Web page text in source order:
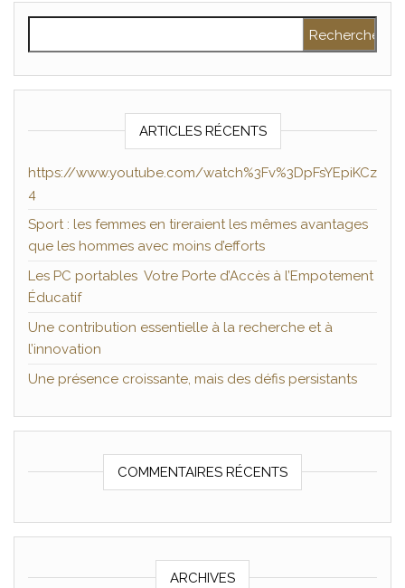
ARTICLES RÉCENTS
https://www.youtube.com/watch%3Fv%3DpFsYEpiKCz
4
Sport : les femmes en tireraient les mêmes avantages
que les hommes avec moins d’efforts
Les PC portables Votre Porte d’Accès à l’Empotement
Éducatif
Une contribution essentielle à la recherche et à
l’innovation
Une présence croissante, mais des défis persistants
COMMENTAIRES RÉCENTS
ARCHIVES